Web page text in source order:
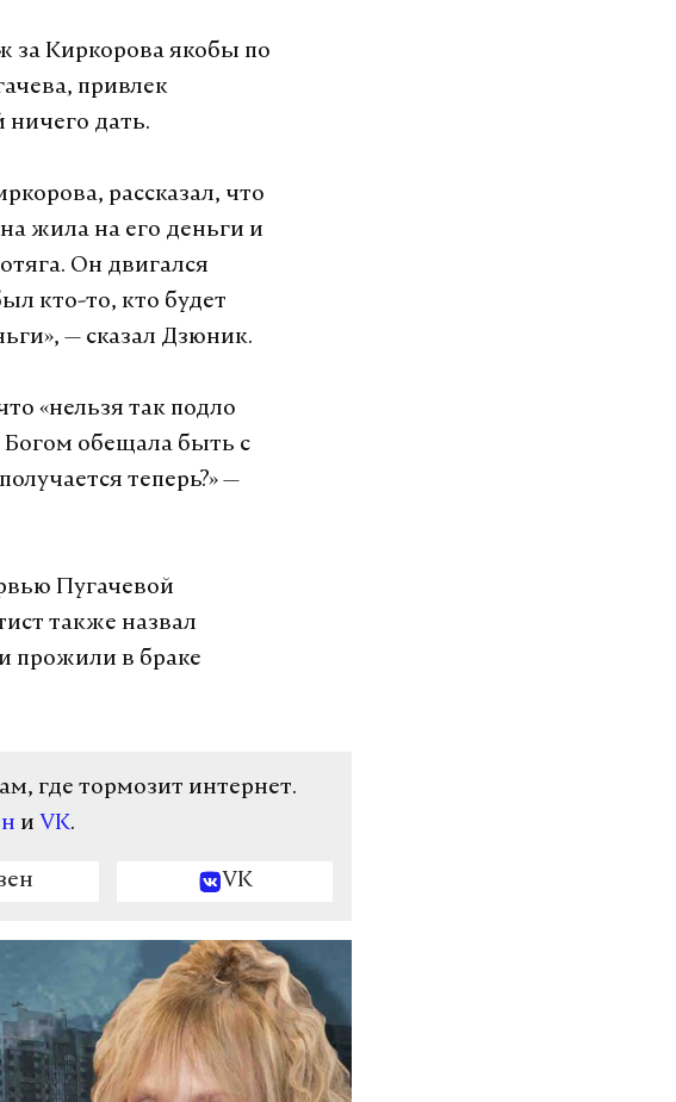
за Киркорова якобы по
привлек
дать.
рассказал, что
жила на его деньги и
Он двигался
кто-то, кто будет
— сказал Дзюник.
«нельзя так подло
обещала быть с
теперь?» —
Пугачевой
также назвал
прожили в браке
где тормозит интернет.
и VK.
VK